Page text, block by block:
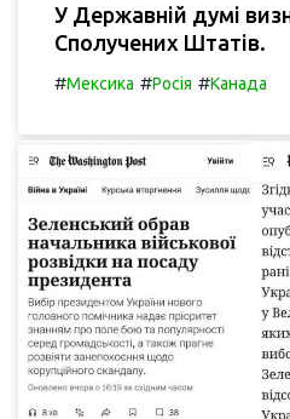
У Державній думі
Сполучених Штатів.
#Мексика #Росія #Канада